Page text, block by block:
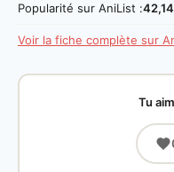
Popularité sur AniList :
Voir la fiche complète sur
Tu